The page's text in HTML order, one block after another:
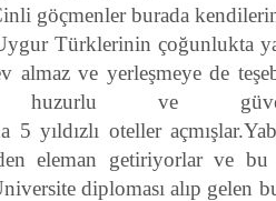
göçmenler burada
Türklerinin çoğunlukta
almaz ve yerleşmeye de
huzurlu ve
5 yıldızlı oteller
eleman getiriyorlar ve bu
diploması alıp gelen